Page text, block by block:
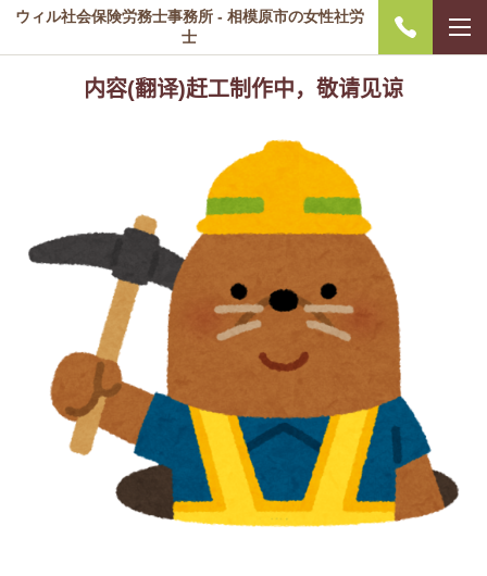
ウィル社会保険労務士事務所 - 相模原市の女性社労
士
内容(翻译)赶工制作中，敬请见谅